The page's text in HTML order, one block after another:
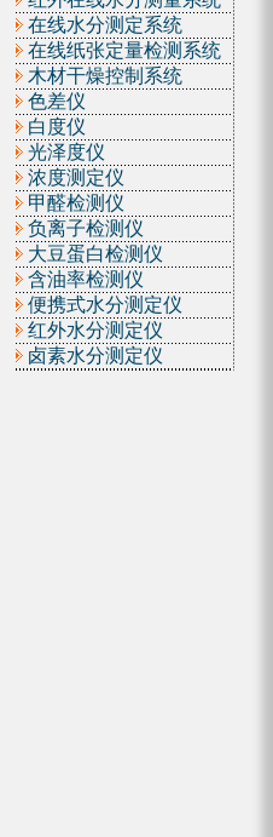
在线水分测定系统
在线纸张定量检测系统
木材干燥控制系统
色差仪
白度仪
光泽度仪
浓度测定仪
甲醛检测仪
负离子检测仪
大豆蛋白检测仪
含油率检测仪
便携式水分测定仪
红外水分测定仪
卤素水分测定仪